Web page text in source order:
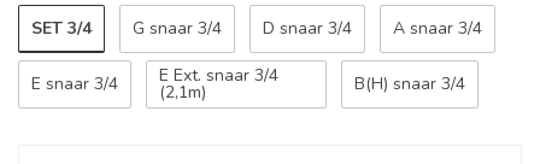
SET 3/4 G snaar 3/4 D snaar 3/4 A snaar 3/4
E snaar 3/4 E Ext. snaar 3/4
(2,1m) B(H) snaar 3/4